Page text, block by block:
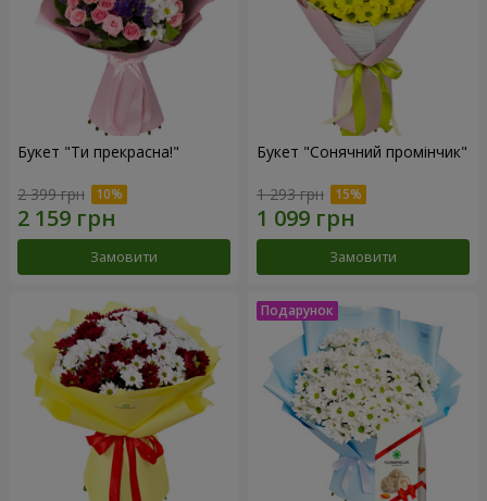
Букет "Ти прекрасна!"
2 399 грн
Замовити
Букет "Сонячний промінчик"
1 293 грн
Замовити